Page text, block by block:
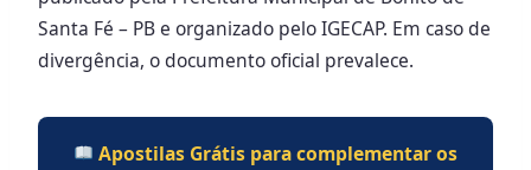
Santa Fé – PB e organizado pelo IGECAP. Em caso de
divergência, o documento oficial prevalece.
Apostilas Grátis para complementar os